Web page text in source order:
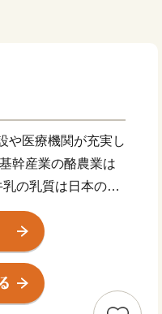
や医療機関が充実し
幹産業の酪農業は
の乳質は日本のト
に加工されていま
津空港」は、周囲
どの観光地に囲まれ